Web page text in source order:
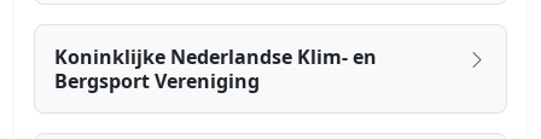
Koninklijke Nederlandse Klim- en
Bergsport Vereniging